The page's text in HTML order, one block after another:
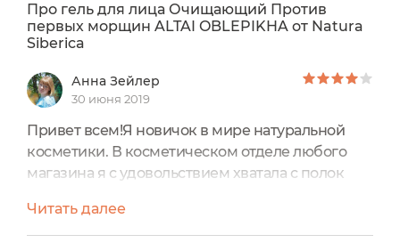
Про гель для лица Очищающий Против
первых морщин ALTAI OBLEPIKHA от Natura
Siberica
Анна Зейлер
30 июня 2019
Привет всем!Я новичок в мире натуральной
косметики. В косметическом отделе любого
магазина я с удовольствием хватала с полок
"ORGANIC" и была дико довольна своим
вниманием с собственному здоровью и уходу.
Читать далее